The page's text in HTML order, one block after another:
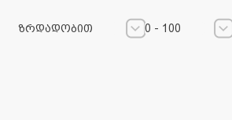
ზრდადობით 0 - 100